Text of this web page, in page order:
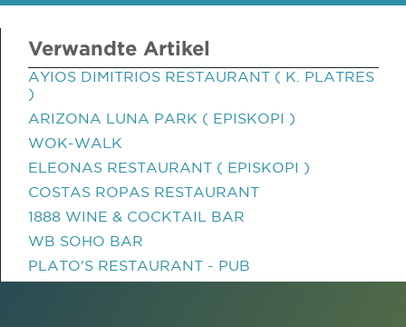
Verwandte Artikel
AYIOS DIMITRIOS RESTAURANT ( K. PLATRES
)
ARIZONA LUNA PARK ( EPISKOPI )
WOK-WALK
ELEONAS RESTAURANT ( EPISKOPI )
COSTAS ROPAS RESTAURANT
1888 WINE & COCKTAIL BAR
WB SOHO BAR
PLATO'S RESTAURANT - PUB